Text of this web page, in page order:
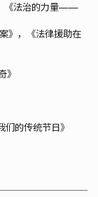
《法治的力量——
》，《法律援助在
》
的传统节日》